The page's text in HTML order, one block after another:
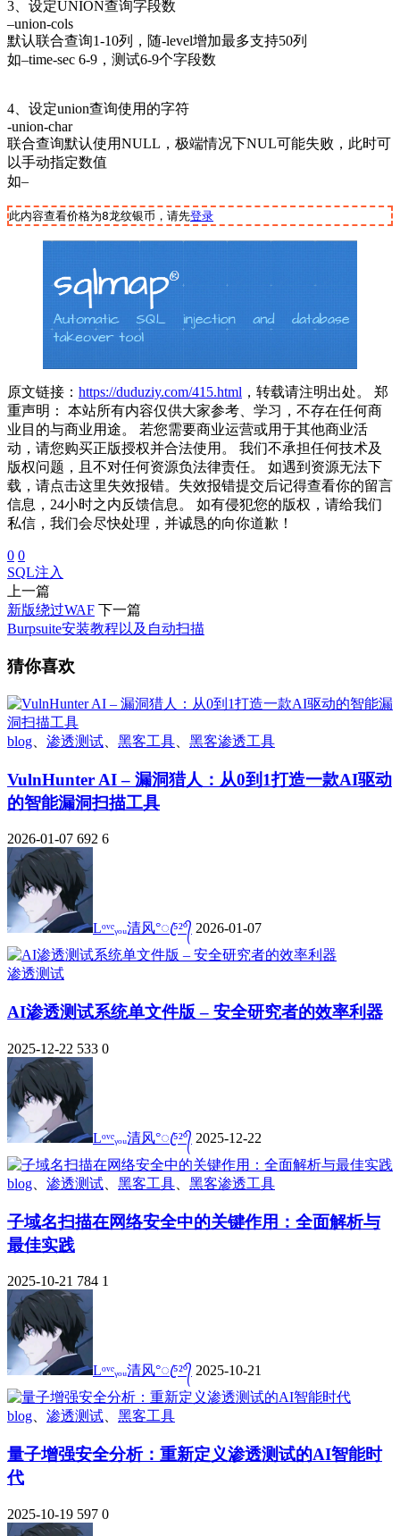
3、设定UNION查询字段数
–union-cols
默认联合查询1-10列，随-level增加最多支持50列
如–time-sec 6-9，测试6-9个字段数
4、设定union查询使用的字符
-union-char
联合查询默认使用NULL，极端情况下NUL可能失败，此时可
以手动指定数值
如–
此内容查看价格为8龙纹银币，请先登录
原文链接： https://duduziy.com/415.html ，转载请注明出处。 郑
重声明： 本站所有内容仅供大家参考、学习，不存在任何商
业目的与商业用途。 若您需要商业运营或用于其他商业活
动，请您购买正版授权并合法使用。 我们不承担任何技术及
版权问题，且不对任何资源负法律责任。 如遇到资源无法下
载，请点击这里失效报错。失效报错提交后记得查看你的留言
信息，24小时之内反馈信息。 如有侵犯您的版权，请给我们
私信，我们会尽快处理，并诚恳的向你道歉！
0 0
SQL注入
上一篇
新版绕过WAF 下一篇
Burpsuite安装教程以及自动扫描
猜你喜欢
blog 渗透测试 黑客工具 黑客渗透工具
VulnHunter AI – 漏洞猎人：从0到1打造一款AI驱动
的智能漏洞扫描工具
2026-01-07 692 6
Lᵒᵛᵉᵧₒᵤ清风°ꦿ⁵²º᭄ 2026-01-07
渗透测试
AI渗透测试系统单文件版 – 安全研究者的效率利器
2025-12-22 533 0
Lᵒᵛᵉᵧₒᵤ清风°ꦿ⁵²º᭄ 2025-12-22
blog 渗透测试 黑客工具 黑客渗透工具
子域名扫描在网络安全中的关键作用：全面解析与
最佳实践
2025-10-21 784 1
Lᵒᵛᵉᵧₒᵤ清风°ꦿ⁵²º᭄ 2025-10-21
blog 渗透测试 黑客工具
量子增强安全分析：重新定义渗透测试的AI智能时
代
2025-10-19 597 0